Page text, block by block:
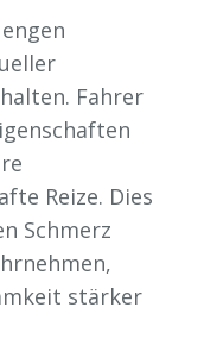
Fahrer
Reize. Dies
Schmerz
stärker